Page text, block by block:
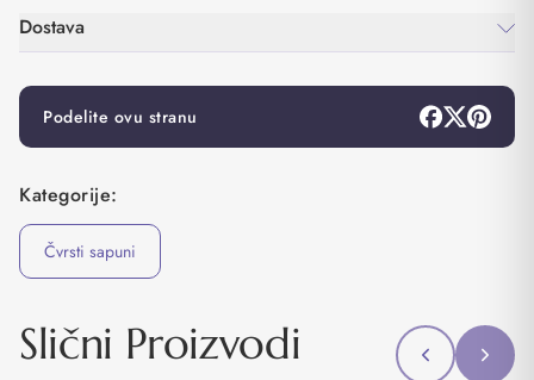
Dostava
Podelite ovu stranu
Kategorije:
Čvrsti sapuni
Slični Proizvodi